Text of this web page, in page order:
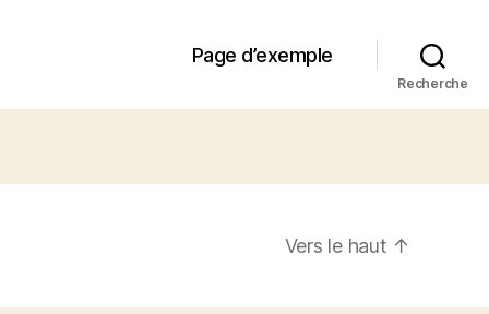
Page d’exemple
Recherche
Vers le haut ↑